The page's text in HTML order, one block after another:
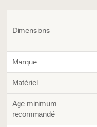
Dimensions
Marque
Matériel
Age minimum
recommandé